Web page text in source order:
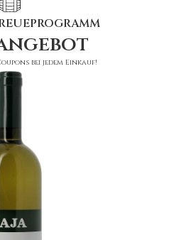
bei jedem Einkauf!